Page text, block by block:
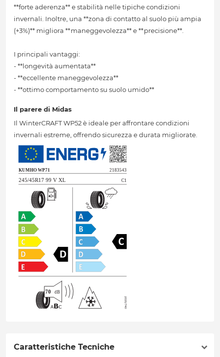
**forte aderenza** e stabilità nelle tipiche condizioni
invernali. Inoltre, una **zona di contatto al suolo più ampia
(+3%)** migliora **maneggevolezza** e **precisione**.
I principali vantaggi:
- **longevità aumentata**
- **eccellente maneggevolezza**
- **ottimo comportamento su suolo umido**
Il parere di Midas
Il WinterCRAFT WP52 è ideale per affrontare condizioni
invernali estreme, offrendo sicurezza e durata migliorate.
Caratteristiche Tecniche